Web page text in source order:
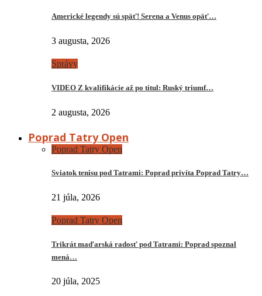
Americké legendy sú späť! Serena a Venus opäť…
3 augusta, 2026
Správy
VIDEO Z kvalifikácie až po titul: Ruský triumf…
2 augusta, 2026
Poprad Tatry Open
Poprad Tatry Open
Sviatok tenisu pod Tatrami: Poprad privíta Poprad Tatry…
21 júla, 2026
Poprad Tatry Open
Trikrát maďarská radosť pod Tatrami: Poprad spoznal
mená…
20 júla, 2025